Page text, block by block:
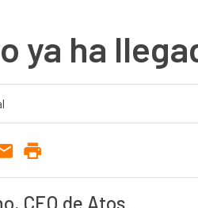
ya ha
CEO de Atos.